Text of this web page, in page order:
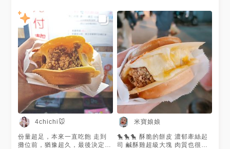
4chichi🐭
份量超足，本來一直吃飽 走到
攤位前，猶豫超久，最後決定買
米寶娘娘
🐤🐤🐤 酥脆的餅皮 濃郁牽絲起
司 鹹酥雞超級大塊 肉質也很嫩